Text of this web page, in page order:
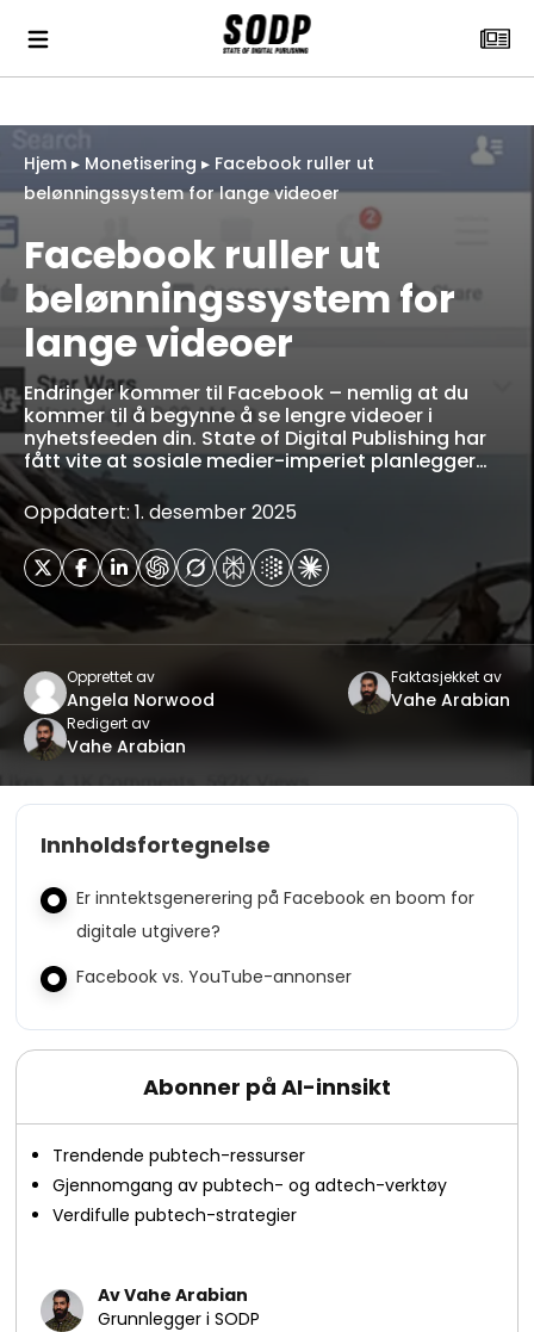
Hjem ▸ Monetisering ▸ Facebook ruller ut
belønningssystem for lange videoer
Facebook ruller ut
belønningssystem for
lange videoer
Endringer kommer til Facebook – nemlig at du
kommer til å begynne å se lengre videoer i
nyhetsfeeden din. State of Digital Publishing har
fått vite at sosiale medier-imperiet planlegger…
Oppdatert: 1. desember 2025
Opprettet av
Angela Norwood
Faktasjekket av
Vahe Arabian
Redigert av
Vahe Arabian
Innholdsfortegnelse
Er inntektsgenerering på Facebook en boom for
digitale utgivere?
Facebook vs. YouTube-annonser
Abonner på AI-innsikt
Trendende pubtech-ressurser
Gjennomgang av pubtech- og adtech-verktøy
Verdifulle pubtech-strategier
Av Vahe Arabian
Grunnlegger i SODP